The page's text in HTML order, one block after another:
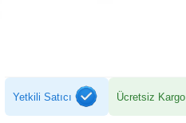
Yetkili Satıcı Ücretsiz Kargo